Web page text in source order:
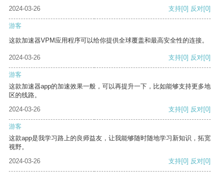
2024-03-26
支持[0] 反对[0]
游客
这款加速器VPM应用程序可以给你提供全球覆盖和最高安全性的连接。
2024-03-26 支持[0] 反对[0]
游客
这款加速器app的加速效果一般，可以再提升一下，比如能够支持更多地
区的线路。
2024-03-26
支持[0] 反对[0]
游客
这款app是我学习路上的良师益友，让我能够随时随地学习新知识，拓宽
视野。
2024-03-26
支持[0] 反对[0]